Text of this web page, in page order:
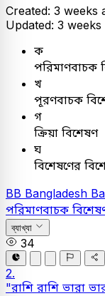
Created: 3 weeks
Updated: 3 weeks
ক
পরিমাণবাচক
খ
পূরণবাচক
গ
ক্রিয়া বিশেষণ
ঘ
বিশেষণের
BB Bangladesh
পরিমাণবাচক
ব্যাখ্যা
34
2.
"রাশি রাশি ভারা